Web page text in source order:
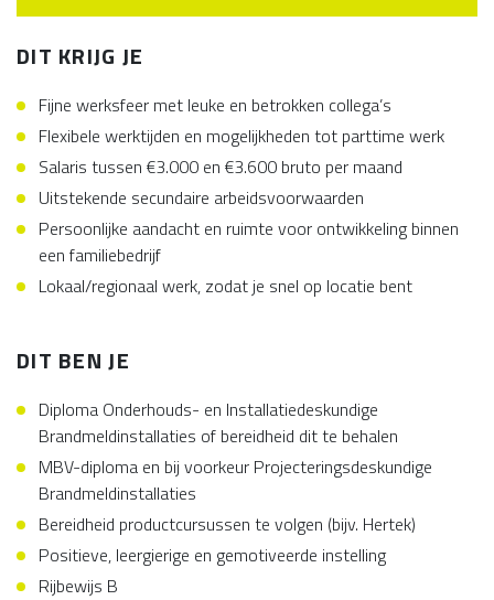
DIT KRIJG JE
Fijne werksfeer met leuke en betrokken collega’s
Flexibele werktijden en mogelijkheden tot parttime werk
Salaris tussen €3.000 en €3.600 bruto per maand
Uitstekende secundaire arbeidsvoorwaarden
Persoonlijke aandacht en ruimte voor ontwikkeling binnen
een familiebedrijf
Lokaal/regionaal werk, zodat je snel op locatie bent
DIT BEN JE
Diploma Onderhouds- en Installatiedeskundige
Brandmeldinstallaties of bereidheid dit te behalen
MBV-diploma en bij voorkeur Projecteringsdeskundige
Brandmeldinstallaties
Bereidheid productcursussen te volgen (bijv. Hertek)
Positieve, leergierige en gemotiveerde instelling
Rijbewijs B